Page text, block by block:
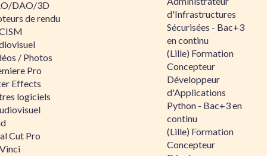
DAO/3D
de rendu
/ Photos
Pro
Effects
logiciels
Cut Pro
d'Infrastructures
Sécurisées - Bac+3
en continu
(Lille) Formation
Concepteur
Développeur
d'Applications
Python - Bac+3 en
continu
(Lille) Formation
Concepteur